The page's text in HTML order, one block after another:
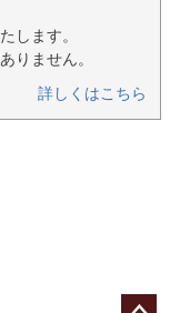
します。
りません。
詳しくはこちら